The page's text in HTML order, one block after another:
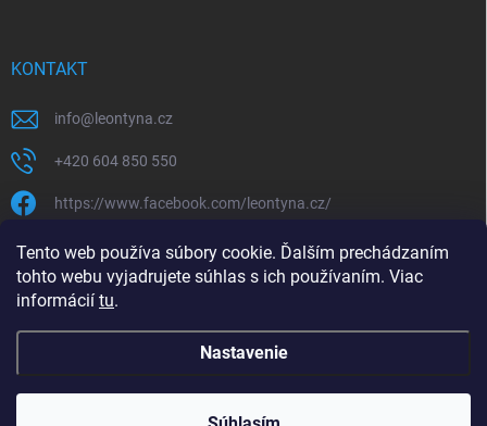
Tento web používa súbory cookie. Ďalším prechádzaním
tohto webu vyjadrujete súhlas s ich používaním. Viac
informácií tu.
Nastavenie
KONTAKT
info@ leontyna.cz
+420 604 850 550
https://www.facebook.com/leontyna.cz/
leontyna.cz
@leontyna.cz
Leontyna.sk . Všetky práva vyhradené.